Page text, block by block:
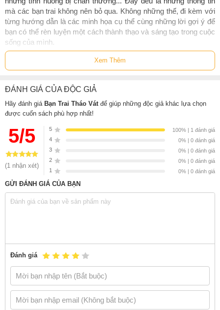
mà các bạn trai không nên bỏ qua. Không những thế, đi kèm với
từng hướng dẫn là các minh họa cụ thể cùng những lời gợi ý để
bạn có thể rèn luyện một cách thành thạo và sáng tạo trong cuộc
sống của mình.
Hãy đọc cuốn sách này, hãy tự tay chất đầy chiếc túi tháo vát
của mình bằng những tuyệt chiêu để giúp chính mình, giúp đỡ bố
mình nhé!
SáchBạn Trai Tháo Vátcủa tác giả
NetaBooks tại Tiki với ưu đãi Bao sách miễn phí và tặng Bookmark
Xem Thêm
ĐÁNH GIÁ CỦA ĐỘC GIẢ
Hãy đánh giá Bạn Trai Tháo Vát để giúp những độc giả khác lựa chọn
được cuốn sách phù hợp nhất!
5/5
(1 nhận xét)
5
100% | 1 đánh giá
4
0% | 0 đánh giá
3
0% | 0 đánh giá
2
0% | 0 đánh giá
1
0% | 0 đánh giá
GỬI ĐÁNH GIÁ CỦA BẠN
Đánh giá